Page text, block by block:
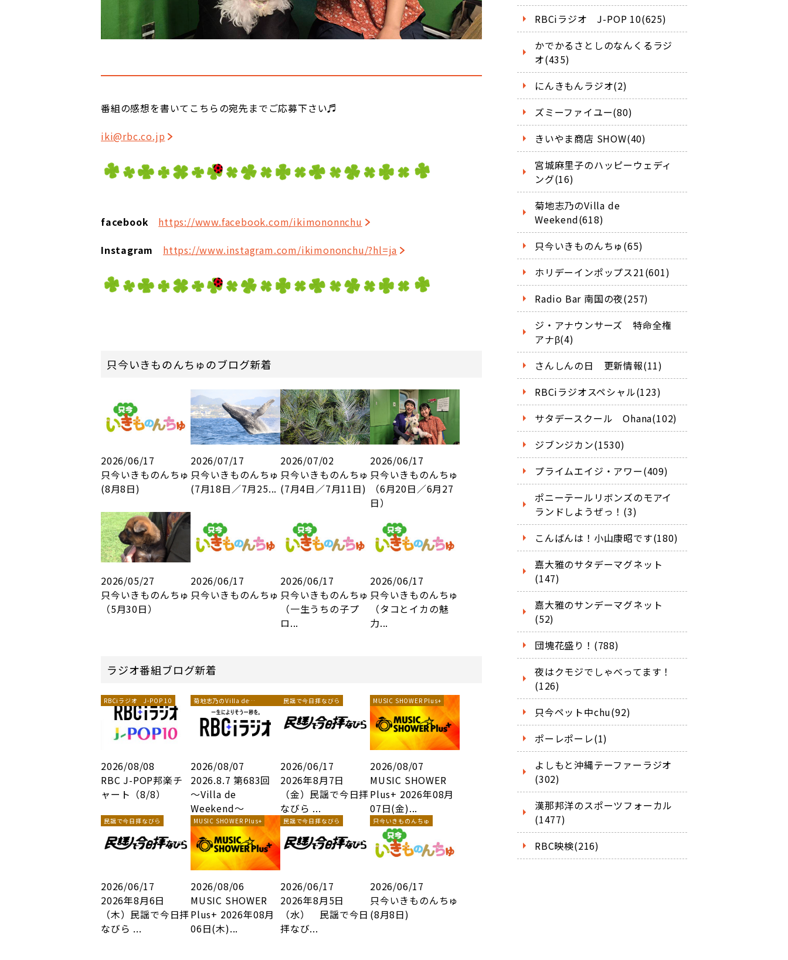
番組の感想を書いてこちらの宛先までご応募下さい♬
iki@rbc.co.jp
facebook https://www.facebook.com/ikimononnchu
Instagram https://www.instagram.com/ikimononchu/?hl=ja
只今いきものんちゅのブログ新着
2026/06/17
只今いきものんちゅ
(8月8日)
2026/07/17
只今いきものんちゅ
(7月18日／7月25...
2026/07/02
只今いきものんちゅ
(7月4日／7月11日)
2026/06/17
只今いきものんちゅ
（6月20日／6月27
日）
2026/05/27
只今いきものんちゅ
（5月30日）
2026/06/17
只今いきものんちゅ
2026/06/17
只今いきものんちゅ
（一生うちの子プ
ロ...
2026/06/17
只今いきものんちゅ
（タコとイカの魅
力...
ラジオ番組ブログ新着
RBCiラジオ J-POP 10
2026/08/08
RBC J-POP邦楽チ
ャート（8/8）
菊地志乃のVilla de
Weekend
2026/08/07
2026.8.7 第683回
～Villa de
Weekend～
民謡で今日拝なびら
2026/06/17
2026年8月7日
（金）民謡で今日拝
なびら ...
MUSIC SHOWER Plus+
2026/08/07
MUSIC SHOWER
Plus+ 2026年08月
07日(金)...
民謡で今日拝なびら
2026/06/17
2026年8月6日
（木）民謡で今日拝
なびら ...
MUSIC SHOWER Plus+
2026/08/06
MUSIC SHOWER
Plus+ 2026年08月
06日(木)...
民謡で今日拝なびら
2026/06/17
2026年8月5日
（水） 民謡で今日
拝なび...
只今いきものんちゅ
2026/06/17
只今いきものんちゅ
(8月8日)
RBCiラジオ J-POP 10(625)
かでかるさとしのなんくるラジ
オ(435)
にんきもんラジオ(2)
ズミーファイユー(80)
きいやま商店 SHOW(40)
宮城麻里子のハッピーウェディ
ング(16)
菊地志乃のVilla de
Weekend(618)
只今いきものんちゅ(65)
ホリデーインポップス21(601)
Radio Bar 南国の夜(257)
ジ・アナウンサーズ 特命全権
アナβ(4)
さんしんの日 更新情報(11)
RBCiラジオスペシャル(123)
サタデースクール Ohana(102)
ジブンジカン(1530)
プライムエイジ・アワー(409)
ポニーテールリボンズのモアイ
ランドしようぜっ！(3)
こんばんは！小山康昭です(180)
嘉大雅のサタデーマグネット
(147)
嘉大雅のサンデーマグネット
(52)
団塊花盛り！(788)
夜はクモジでしゃべってます！
(126)
只今ペット中chu(92)
ポーレポーレ(1)
よしもと沖縄テーファーラジオ
(302)
漢那邦洋のスポーツフォーカル
(1477)
RBC映検(216)